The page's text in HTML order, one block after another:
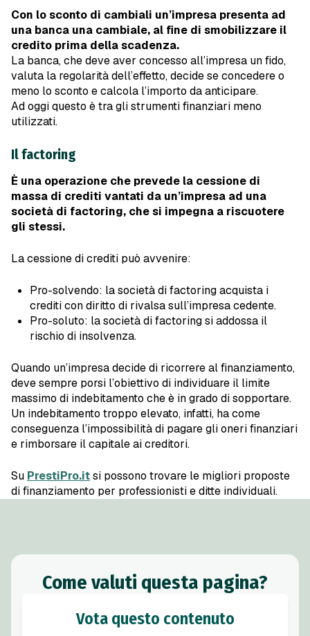
Con lo sconto di cambiali un’impresa presenta ad
una banca una cambiale, al fine di smobilizzare il
credito prima della scadenza.
La banca, che deve aver concesso all’impresa un fido,
valuta la regolarità dell’effetto, decide se concedere o
meno lo sconto e calcola l’importo da anticipare.
Ad oggi questo è tra gli strumenti finanziari meno
utilizzati.
Il factoring
È una operazione che prevede la cessione di
massa di crediti vantati da un’impresa ad una
società di factoring, che si impegna a riscuotere
gli stessi.
La cessione di crediti può avvenire:
Pro-solvendo: la società di factoring acquista i
crediti con diritto di rivalsa sull’impresa cedente.
Pro-soluto: la società di factoring si addossa il
rischio di insolvenza.
Quando un’impresa decide di ricorrere al finanziamento,
deve sempre porsi l’obiettivo di individuare il limite
massimo di indebitamento che è in grado di sopportare.
Un indebitamento troppo elevato, infatti, ha come
conseguenza l’impossibilità di pagare gli oneri finanziari
e rimborsare il capitale ai creditori.
Su PrestiPro.itsi possono trovare le migliori proposte
di finanziamento per professionisti e ditte individuali.
Come valuti questa pagina?
Vota questo contenuto